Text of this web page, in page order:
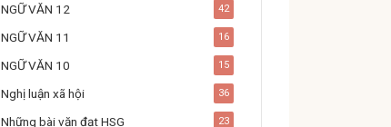
NGỮ VĂN 12 42
NGỮ VĂN 11 16
NGỮ VĂN 10 15
Nghị luận xã hội 36
Những bài văn đạt HSG 23